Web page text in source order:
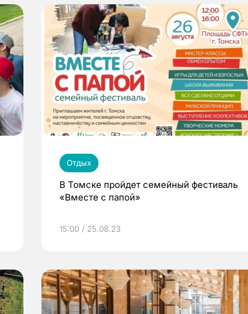
Отдых
В Томске пройдет семейный фестиваль
«Вместе с папой»
15:00 / 25.08.23